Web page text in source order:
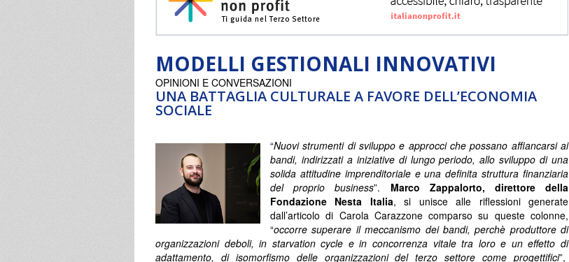
MODELLI GESTIONALI INNOVATIVI
UNA BATTAGLIA CULTURALE A FAVORE DELL’ECONOMIA
SOCIALE
OPINIONI E CONVERSAZIONI
“Nuovi strumenti di sviluppo e approcci che possano affiancarsi ai
bandi, indirizzati a iniziative di lungo periodo, allo sviluppo di una
solida attitudine imprenditoriale e una definita struttura finanziaria
del proprio business”. Marco Zappalorto, direttore della
Fondazione Nesta Italia, si unisce alle riflessioni generate
dall’articolo di Carola Carazzone comparso su queste colonne,
“occorre superare il meccanismo dei bandi, perchè produttore di
organizzazioni deboli, in starvation cycle e in concorrenza vitale tra loro e un effetto di
adattamento, di isomorfismo delle organizzazioni del terzo settore come progettifici”,